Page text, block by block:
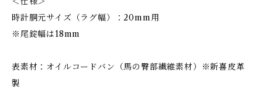
時計胴元サイズ（ラグ幅）：20mm用
※尾錠幅は18mm
表素材：オイルコードバン（馬の臀部繊維素材）※新喜皮革
製